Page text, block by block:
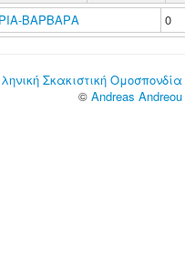
ΒΑΡΒΑΡΑ 0
Σκακιστική Ομοσπονδία
© Andreas Andreou